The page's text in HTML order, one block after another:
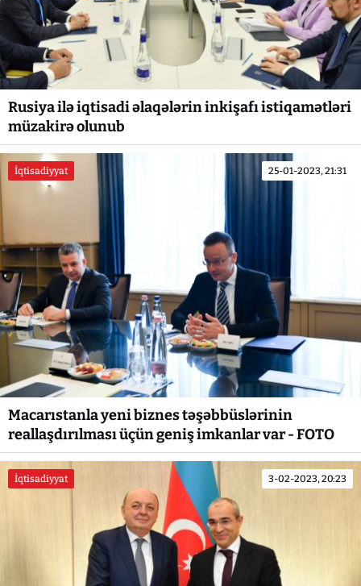
Rusiya ilə iqtisadi əlaqələrin inkişafı istiqamətləri
müzakirə olunub
İqtisadiyyat 25-01-2023, 21:31
Macarıstanla yeni biznes təşəbbüslərinin
reallaşdırılması üçün geniş imkanlar var - FOTO
İqtisadiyyat 3-02-2023, 20:23